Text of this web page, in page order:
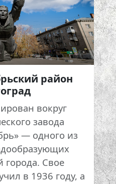
район
вокруг
завода
— одного из
города. Свое
в 1936 году, а